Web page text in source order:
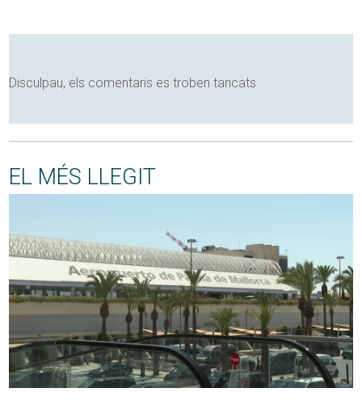
Disculpau, els comentaris es troben tancats
EL MÉS LLEGIT